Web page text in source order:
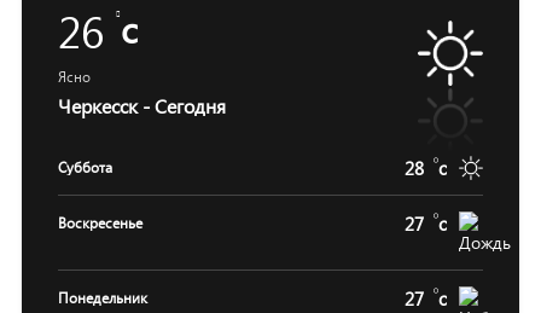
26 c
Ясно
Черкесск - Сегодня
Суббота 28 c
Воскресенье 27 c
Понедельник 27 c